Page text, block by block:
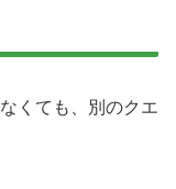
くても、別のクエ